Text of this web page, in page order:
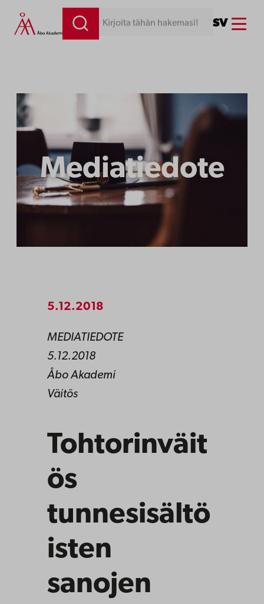
Siirry
sisältöön
Kirjoita tähän hakemasi! SV Menu
Mediatiedote
5.12.2018
MEDIATIEDOTE
5.12.2018
Åbo Akademi
Väitös
Tohtorinväit
ös
tunnesisältö
isten
sanojen